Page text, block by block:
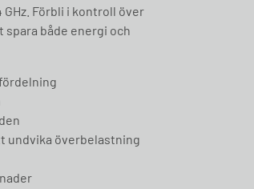
Förbli i kontroll över
både energi och
undvika överbelastning